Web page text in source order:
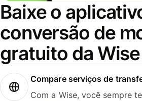
Baixe o
conversão de
gratuito da Wise
Compare serviços de
Com a Wise, você sempre